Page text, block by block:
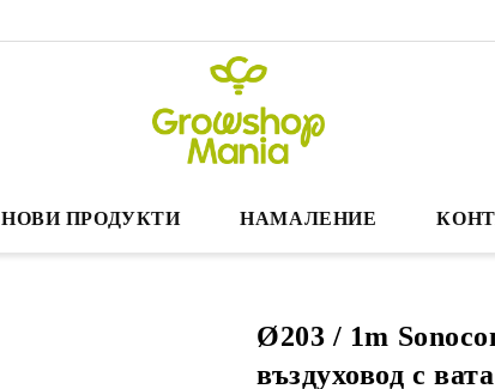
НОВИ ПРОДУКТИ НАМАЛЕНИЕ
Ø203 / 1m
въздуховод с вата